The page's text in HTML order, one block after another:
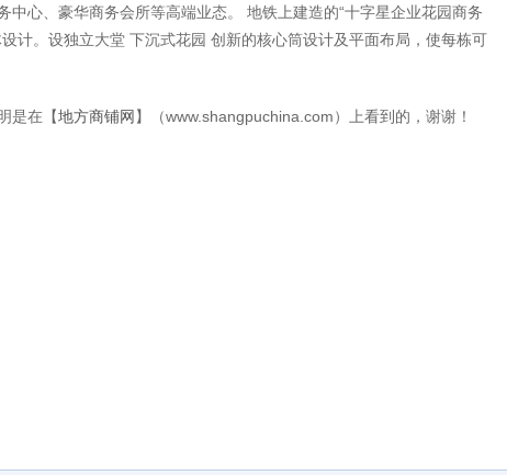
中心、豪华商务会所等高端业态。 地铁上建造的“十字星企业花园商务
计。设独立大堂 下沉式花园 创新的核心筒设计及平面布局，使每栋可
是在【地方商铺网 】（www.shangpuchina.com）上看到的，谢谢！